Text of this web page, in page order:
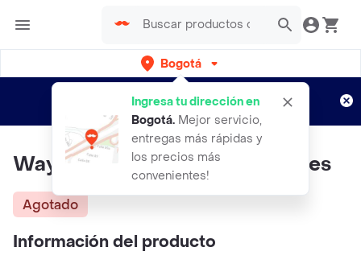
Bogotá
Ingresa tu dirección en
Bogotá. Mejor servicio,
entregas más rápidas y
los precios más
convenientes!
envíos gratis por semanas
Aplican TyC
Wayuu Bag Grande Con Cristales
Agotado
Información del producto